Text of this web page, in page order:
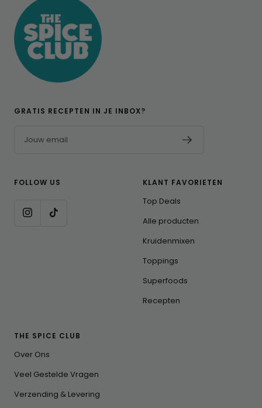
GRATIS RECEPTEN IN JE INBOX?
Jouw email
FOLLOW US KLANT FAVORIETEN
Top Deals
Alle producten
Kruidenmixen
Toppings
Superfoods
Recepten
THE SPICE CLUB
Over Ons
Veel Gestelde Vragen
Verzending & Levering